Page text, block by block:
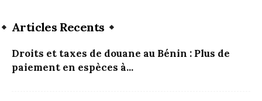
Articles Recents
Droits et taxes de douane au Bénin : Plus de
paiement en espèces à...